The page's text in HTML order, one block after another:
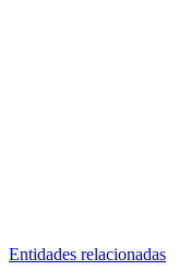
Entidades relacionadas